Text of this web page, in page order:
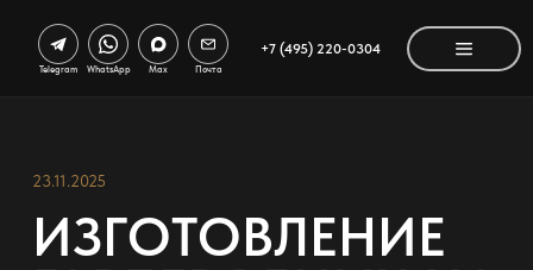
+7 (495) 220-0304
Telegram WhatsApp Max Почта
23.11.2025
ИЗГОТОВЛЕНИЕ